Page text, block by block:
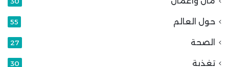
حول العالم 55
الصحة 27
تغذية 30